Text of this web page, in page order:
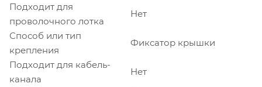
Подходит для
проволочного лотка
Нет
Способ или тип
крепления
Фиксатор крышки
Подходит для кабель-
канала
Нет